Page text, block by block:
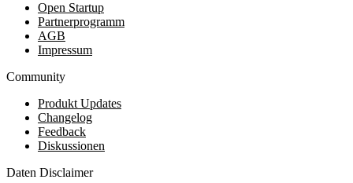
Open Startup
Partnerprogramm
AGB
Impressum
Community
Produkt Updates
Changelog
Feedback
Diskussionen
Daten Disclaimer